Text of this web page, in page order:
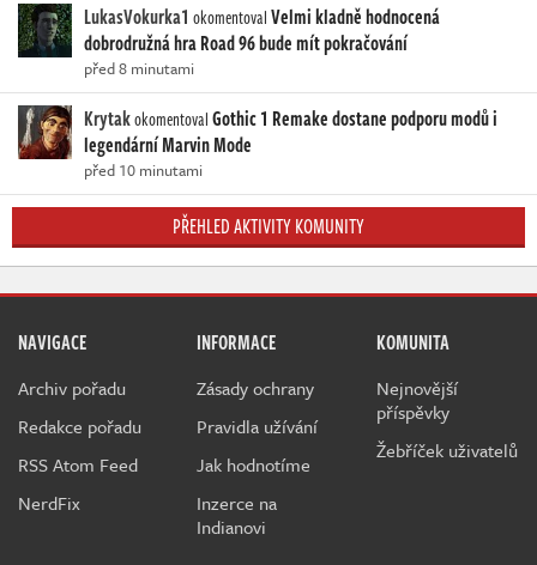
LukasVokurka1 okomentovalVelmi kladně hodnocená
dobrodružná hra Road 96 bude mít pokračování
před 8 minutami
KrytakokomentovalGothic 1 Remake dostane podporu modů i
legendární Marvin Mode
před 10 minutami
PŘEHLED AKTIVITY KOMUNITY
NAVIGACE
Archiv pořadu
Redakce pořadu
RSS Atom Feed
NerdFix
INFORMACE
Zásady ochrany
Pravidla užívání
Jak hodnotíme
Inzerce na
Indianovi
KOMUNITA
Nejnovější
příspěvky
Žebříček uživatelů